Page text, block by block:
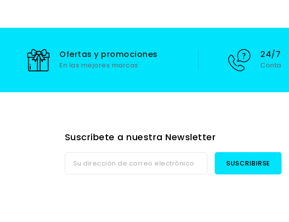
Ofertas y promociones
En las mejores marcas
24/7
Suscribete a nuestra Newsletter